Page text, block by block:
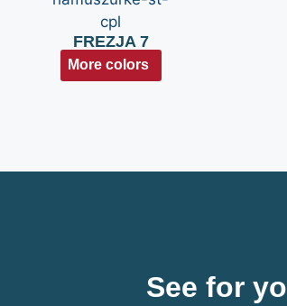
FREZJA 7
More colors
See for